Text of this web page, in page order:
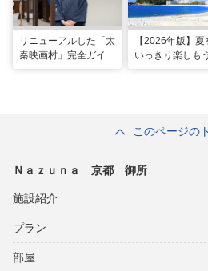
リニューアルした「太
秦映画村」完全ガイ
【2026年版】夏
いっきり楽しも
このページの
Ｎａｚｕｎａ 京都 御所
施設紹介
プラン
部屋